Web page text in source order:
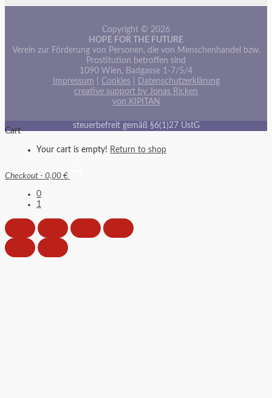
Copyright © 2026
HOPE FOR THE FUTURE
Verein zur Förderung von Personen, die von Menschenhandel bzw.
Prostitution betroffen sind
1090 Wien, Badgasse 1-7/5/4
Impressum
Cookies|
Datenschutzerklärung
creative support by Jonas Ricken
von KIPITAN
steuerbefreit gemäß §6(1)27 UstG
Cart
Your cart is empty! Return to shop
Checkout - 0,00 €
0
1